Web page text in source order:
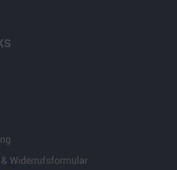
Widerrufsformular